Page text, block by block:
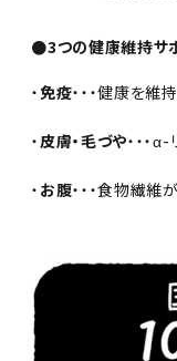
●3つの健康維持サ
・免疫・・・健康を
・ 皮膚・毛づや・・・
・ お腹・・・食物繊